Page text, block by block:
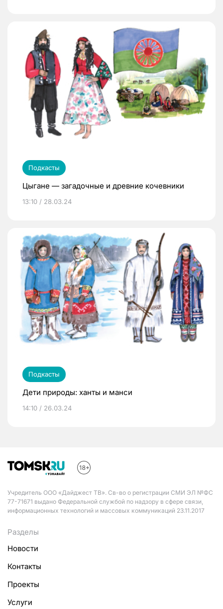
Подкасты
Цыгане — загадочные и древние кочевники
13:10 / 28.03.24
Подкасты
Дети природы: ханты и манси
14:10 / 26.03.24
Учредитель ООО «Дайджест ТВ». Св-во о регистрации СМИ ЭЛ №ФС
77-71671 выдано Федеральной службой по надзору в сфере связи,
информационных технологий и массовых коммуникаций 23.11.2017
Разделы
Новости
Контакты
Проекты
Услуги